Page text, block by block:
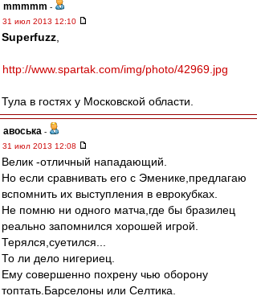
mmmmm -
31 июл 2013 12:10
Superfuzz
http://www.spartak.com/img/photo/42969.jpg
Тула в гостях у Московской области.
авоська -
31 июл 2013 12:08
Велик -отличный нападающий.
Но если сравнивать его с Эменике,предлагаю
вспомнить их выступления в еврокубках.
Не помню ни одного матча,где бы бразилец
реально запомнился хорошей игрой.
Терялся,суетился...
То ли дело нигериец.
Ему совершенно похрену чью оборону
топтать.Барселоны или Селтика.